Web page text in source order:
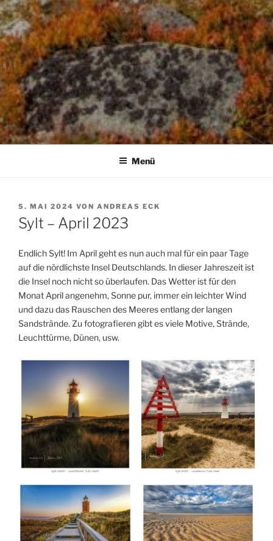
Menü
VERÖFFENTLICHT
AM
5. MAI 2024 VON ANDREAS ECK
Sylt – April 2023
Endlich Sylt! Im April geht es nun auch mal für ein paar Tage
auf die nördlichste Insel Deutschlands. In dieser Jahreszeit ist
die Insel noch nicht so überlaufen. Das Wetter ist für den
Monat April angenehm, Sonne pur, immer ein leichter Wind
und dazu das Rauschen des Meeres entlang der langen
Sandstrände. Zu fotografieren gibt es viele Motive, Strände,
Leuchttürme, Dünen, usw.